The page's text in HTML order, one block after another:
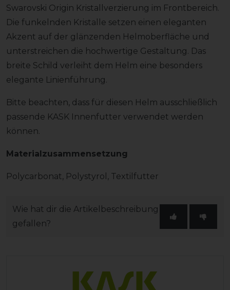
Swarovski Origin Kristallverzierung im Frontbereich.
Die funkelnden Kristalle setzen einen eleganten
Akzent auf der glänzenden Helmoberfläche und
unterstreichen die hochwertige Gestaltung. Das
breite Schild verleiht dem Helm eine besonders
elegante Linienführung.
Bitte beachten, dass für diesen Helm ausschließlich
passende KASK Innenfutter verwendet werden
können.
Materialzusammensetzung
Polycarbonat, Polystyrol, Textilfutter
Wie hat dir die Artikelbeschreibung
gefallen?